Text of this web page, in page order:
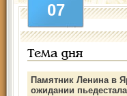
07
Тема дня
Памятник Ленина в
ожидании пьедестала